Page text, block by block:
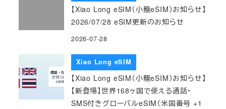
【Xiao Long eSIM（小龍eSIM）お知らせ】
2026/07/28 eSIM更新のお知らせ
2026-07-28
Xiao Long eSIM
【Xiao Long eSIM（小龍eSIM）お知らせ】
【新登場】世界168ヶ国で使える通話・
SMS付きグローバルeSIM（米国番号 +1